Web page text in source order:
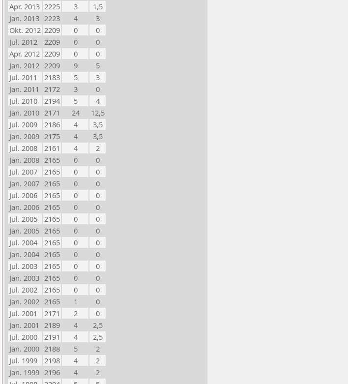
Apr. 2013 2225 3
1,5
Jan. 2013 2223 4
3
Okt. 2012 2209 0
0
Jul. 2012
2209 0
0
Apr. 2012 2209 0
0
Jan. 2012 2209 9
5
Jul. 2011
2183 5
3
Jan. 2011 2172 3
0
Jul. 2010
2194 5
4
Jan. 2010 2171 24
12,5
Jul. 2009
2186 4
3,5
Jan. 2009 2175 4
3,5
Jul. 2008
2161 4
2
Jan. 2008 2165 0
0
Jul. 2007
2165 0
0
Jan. 2007 2165 0
0
Jul. 2006
2165 0
0
Jan. 2006 2165 0
0
Jul. 2005
2165 0
0
Jan. 2005 2165 0
0
Jul. 2004
2165 0
0
Jan. 2004 2165 0
0
Jul. 2003
2165 0
0
Jan. 2003 2165 0
0
Jul. 2002
2165 0
0
Jan. 2002 2165 1
0
Jul. 2001
2171 2
0
Jan. 2001 2189 4
2,5
Jul. 2000
2191 4
2,5
Jan. 2000 2188 5
2
Jul. 1999
2198 4
2
Jan. 1999 2196 4
2